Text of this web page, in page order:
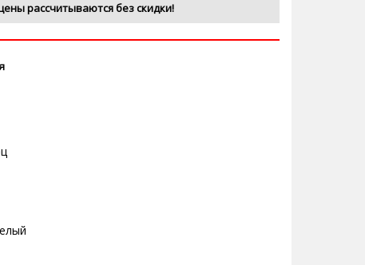
рассчитываются без скидки!